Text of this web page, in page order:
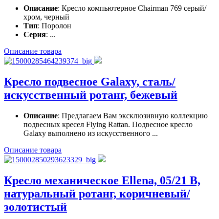
Описание: Кресло компьютерное Chairman 769 серый/
хром, черный
Тип: Поролон
Серия: ...
Описание товара
Кресло подвесное Galaxy, сталь/
искусственный ротанг, бежевый
Описание: Предлагаем Вам эксклюзивную коллекцию
подвесных кресел Flying Rattan. Подвесное кресло
Galaxy выполнено из искусственного ...
Описание товара
Кресло механическое Ellena, 05/21 В,
натуральный ротанг, коричневый/
золотистый